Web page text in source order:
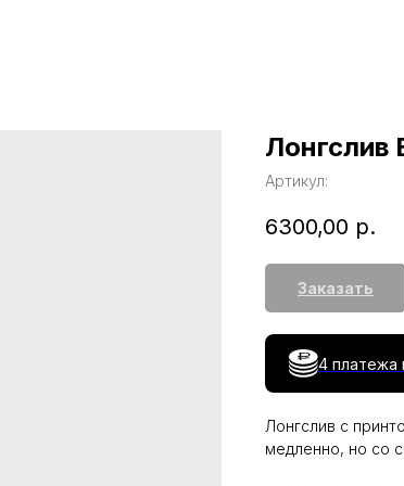
Лонгслив
Артикул:
6300,00 р.
Заказать
4 платежа
Лонгслив с
медленно, но со